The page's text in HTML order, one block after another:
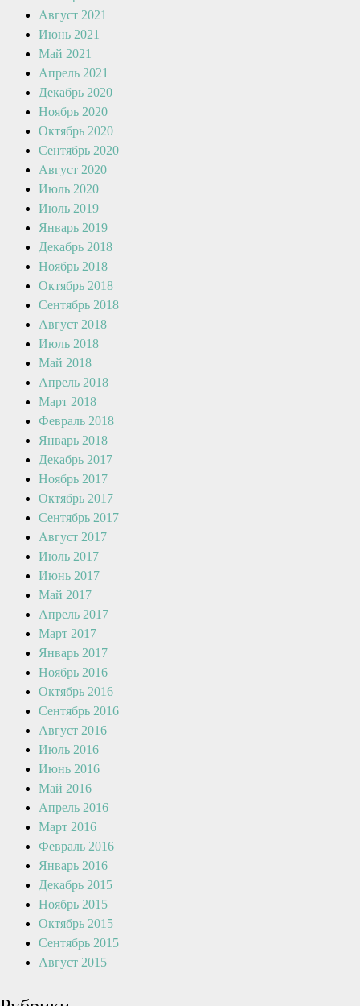
Август 2021
Июнь 2021
Май 2021
Апрель 2021
Декабрь 2020
Ноябрь 2020
Октябрь 2020
Сентябрь 2020
Август 2020
Июль 2020
Июль 2019
Январь 2019
Декабрь 2018
Ноябрь 2018
Октябрь 2018
Сентябрь 2018
Август 2018
Июль 2018
Май 2018
Апрель 2018
Март 2018
Февраль 2018
Январь 2018
Декабрь 2017
Ноябрь 2017
Октябрь 2017
Сентябрь 2017
Август 2017
Июль 2017
Июнь 2017
Май 2017
Апрель 2017
Март 2017
Январь 2017
Ноябрь 2016
Октябрь 2016
Сентябрь 2016
Август 2016
Июль 2016
Июнь 2016
Май 2016
Апрель 2016
Март 2016
Февраль 2016
Январь 2016
Декабрь 2015
Ноябрь 2015
Октябрь 2015
Сентябрь 2015
Август 2015